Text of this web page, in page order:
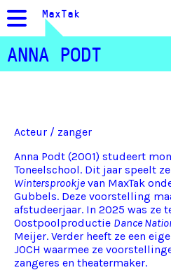
MaxTak
ANNA PODT
Acteur / zanger
Anna Podt (2001) studeert
Toneelschool. Dit jaar speelt
Wintersprookje van MaxTak
Gubbels. Deze voorstelling
afstudeerjaar. In 2025 was ze
Oostpoolproductie Dance
Meijer. Verder heeft ze een
JOCH waarmee ze
zangeres en theatermaker.